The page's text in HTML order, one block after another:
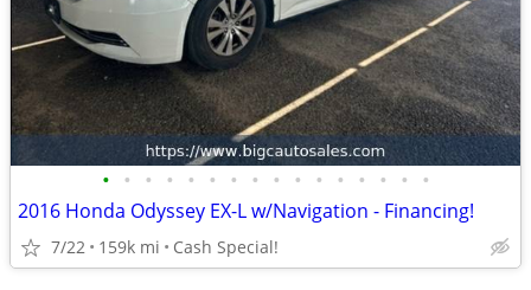
• • • • • • • • • • • • • • • •
2016 Honda Odyssey EX-L w/Navigation - Financing!
7/22 159k mi Cash Special!